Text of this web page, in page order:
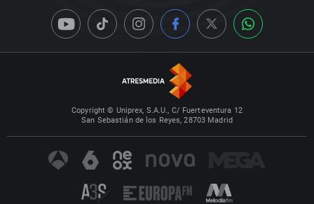
Copyright © Uniprex, S.A.U., C/ Fuerteventura 12
San Sebastián de los Reyes, 28703 Madrid